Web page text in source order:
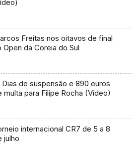
Freitas nos oitavos de final
Open da Coreia do Sul
Dias de suspensão e 890 euros
multa para Filipe Rocha (Vídeo)
internacional CR7 de 5 a 8
julho